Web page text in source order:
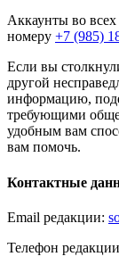
Аккаунты во
номеру +7 (985)
Если вы
другой
информацию,
требующими
удобным вам
вам помочь.
Контактные
Email редакции:
Телефон